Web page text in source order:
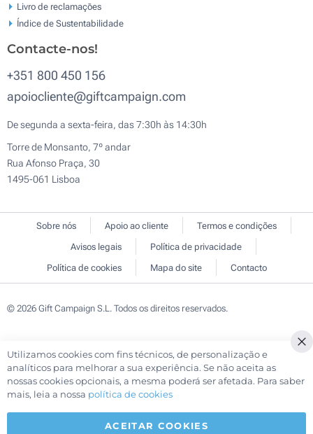
Livro de reclamaçōes
Índice de Sustentabilidade
Contacte-nos!
+351 800 450 156
apoiocliente@giftcampaign.com
De segunda a sexta-feira, das 7:30h às 14:30h
Torre de Monsanto, 7º andar
Rua Afonso Praça, 30
1495-061 Lisboa
Sobre nós Apoio ao cliente
Termos e condições
Avisos legais
Política de privacidade
Política de cookies
Mapa do site Contacto
© 2026 Gift Campaign S.L. Todos os direitos reservados.
Utilizamos cookies com fins técnicos, de personalização e
analíticos para melhorar a sua experiência. Se não aceita as
nossas cookies opcionais, a mesma poderá ser afetada. Para saber
mais, leia a nossa política de cookies
ACEITAR COOKIES